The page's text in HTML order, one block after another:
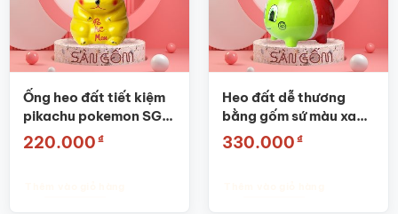
Ống heo đất tiết kiệm
pikachu pokemon SG-
HĐ19
220.000 ₫
Heo đất dễ thương
bằng gốm sứ màu xanh
đỏ SG-HĐ18
330.000 ₫